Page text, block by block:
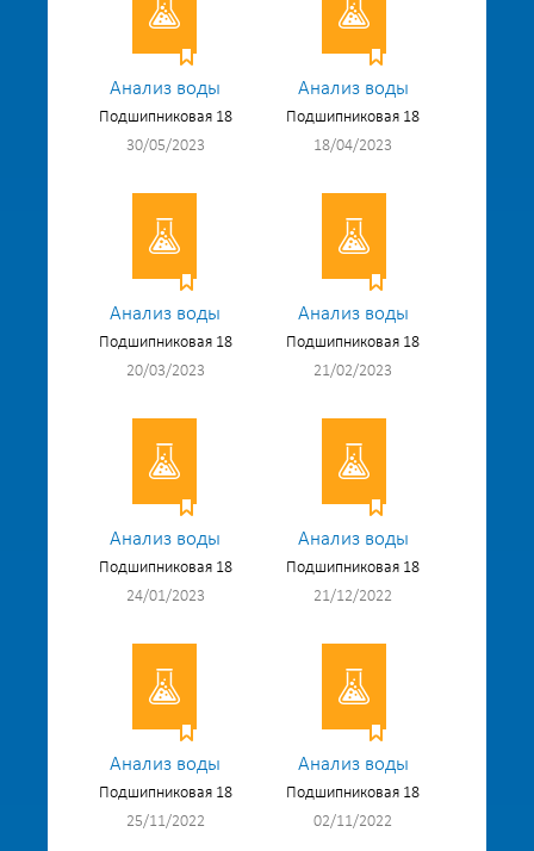
Анализ воды
Подшипниковая 18
30/05/2023
Анализ воды
Подшипниковая 18
18/04/2023
Анализ воды
Подшипниковая 18
20/03/2023
Анализ воды
Подшипниковая 18
21/02/2023
Анализ воды
Подшипниковая 18
24/01/2023
Анализ воды
Подшипниковая 18
21/12/2022
Анализ воды
Подшипниковая 18
25/11/2022
Анализ воды
Подшипниковая 18
02/11/2022